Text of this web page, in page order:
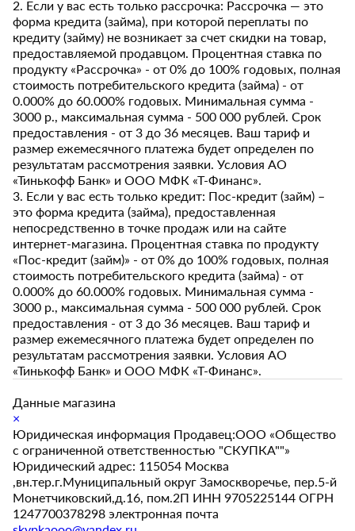
2. Если у вас есть только рассрочка: Рассрочка — это
форма кредита (займа), при которой переплаты по
кредиту (займу) не возникает за счет скидки на товар,
предоставляемой продавцом. Процентная ставка по
продукту «Рассрочка» - от 0% до 100% годовых, полная
стоимость потребительского кредита (займа) - от
0.000% до 60.000% годовых. Минимальная сумма -
3000 р., максимальная сумма - 500 000 рублей. Срок
предоставления - от 3 до 36 месяцев. Ваш тариф и
размер ежемесячного платежа будет определен по
результатам рассмотрения заявки. Условия АО
«Тинькофф Банк» и ООО МФК «Т-Финанс».
3. Если у вас есть только кредит: Пос-кредит (займ) –
это форма кредита (займа), предоставленная
непосредственно в точке продаж или на сайте
интернет-магазина. Процентная ставка по продукту
«Пос-кредит (займ)» - от 0% до 100% годовых, полная
стоимость потребительского кредита (займа) - от
0.000% до 60.000% годовых. Минимальная сумма -
3000 р., максимальная сумма - 500 000 рублей. Срок
предоставления - от 3 до 36 месяцев. Ваш тариф и
размер ежемесячного платежа будет определен по
результатам рассмотрения заявки. Условия АО
«Тинькофф Банк» и ООО МФК «Т-Финанс».
Данные магазина
×
Юридическая информация Продавец:ООО «Общество
с ограниченной ответственностью "СКУПКА""»
Юридический адрес: 115054 Москва
,вн.тер.г.Муниципальный округ Замоскворечье, пер.5-й
Монетчиковский,д.16, пом.2П ИНН 9705225144 ОГРН
1247700378298 электронная почта